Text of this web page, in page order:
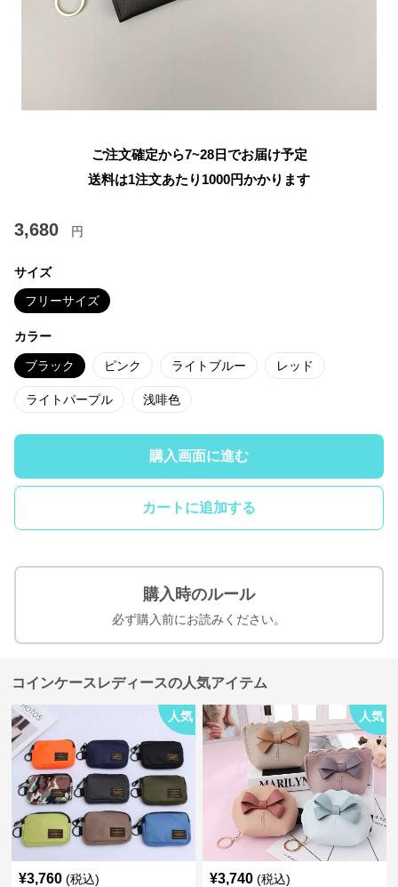
ご注文確定から7~28日でお届け予定
送料は1注文あたり 1000円かかります
3,680 円
サイズ
フリーサイズ
カラー
ブラック ピンク ライトブルー レッド
ライトパープル 浅啡色
購入画面に進む
カートに追加する
購入時のルール
必ず購入前にお読みください。
コインケースレディースの人気アイテム
人気
¥3,760 (税込)
人気
¥3,740 (税込)